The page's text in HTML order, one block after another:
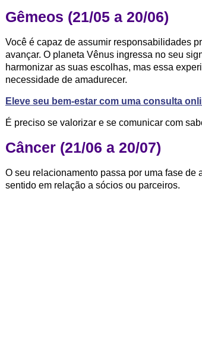
Gêmeos (21/05 a 20/06)
Você é capaz de assumir responsabilidades
avançar. O planeta Vênus ingressa no seu
harmonizar as suas escolhas, mas essa
necessidade de amadurecer.
Eleve seu bem-estar com uma consulta
É preciso se valorizar e se comunicar com
Câncer (21/06 a 20/07)
O seu relacionamento passa por uma fase de
sentido em relação a sócios ou parceiros.